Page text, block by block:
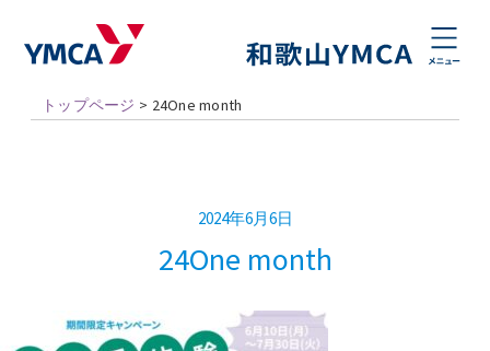
トップページ > 24One month
2024年6月6日
24One month